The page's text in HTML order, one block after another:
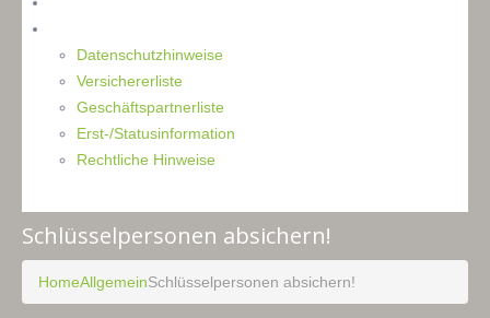
Datenschutzhinweise
Versichererliste
Geschäftspartnerliste
Erst-/Statusinformation
Rechtliche Hinweise
Schlüsselpersonen absichern!
HomeAllgemeinSchlüsselpersonen absichern!